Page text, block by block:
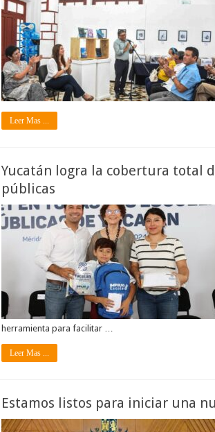
Leer Mas ...
Yucatán logra la cobertura total
públicas
herramienta para facilitar …
Leer Mas ...
Estamos listos para iniciar una